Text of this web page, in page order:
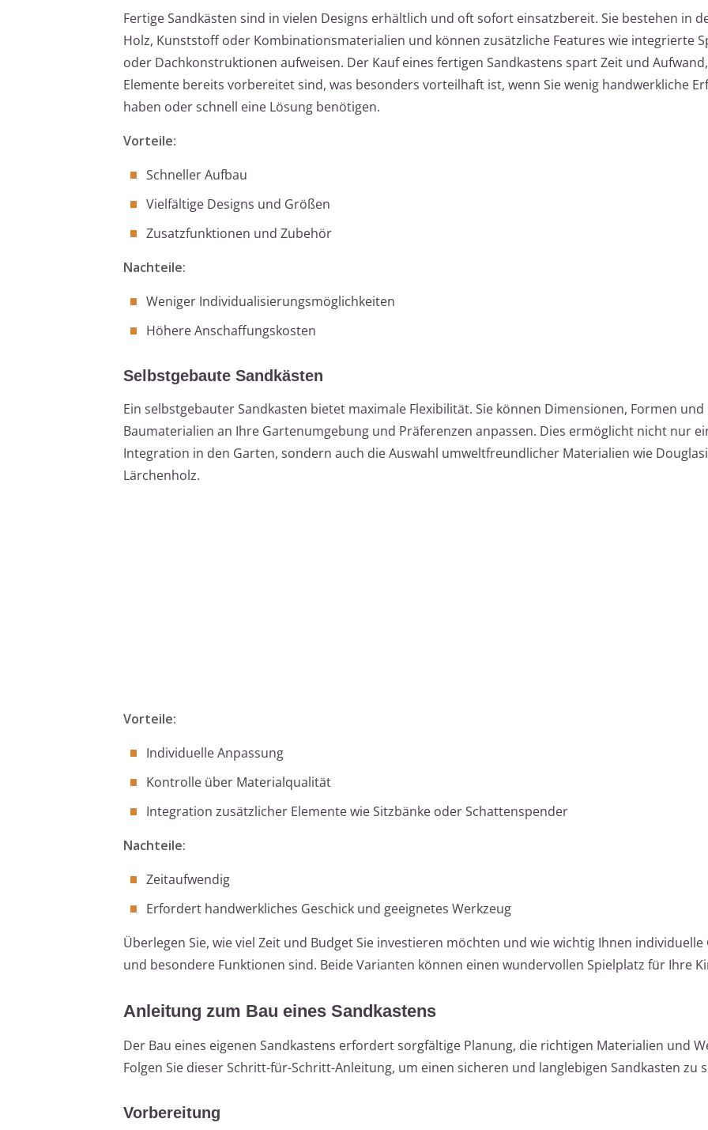
Fertige Sandkästen sind in vielen Designs erhältlich und oft sofort einsatzbereit. Sie bestehen in
Holz, Kunststoff oder Kombinationsmaterialien und können zusätzliche Features wie integrierte
oder Dachkonstruktionen aufweisen. Der Kauf eines fertigen Sandkastens spart Zeit und
Elemente bereits vorbereitet sind, was besonders vorteilhaft ist, wenn Sie wenig handwerkliche
haben oder schnell eine Lösung benötigen.
Vorteile:
Schneller Aufbau
Vielfältige Designs und Größen
Zusatzfunktionen und Zubehör
Nachteile:
Weniger Individualisierungsmöglichkeiten
Höhere Anschaffungskosten
Selbstgebaute Sandkästen
Ein selbstgebauter Sandkasten bietet maximale Flexibilität. Sie können Dimensionen, Formen und
Baumaterialien an Ihre Gartenumgebung und Präferenzen anpassen. Dies ermöglicht nicht nur
Integration in den Garten, sondern auch die Auswahl umweltfreundlicher Materialien wie
Lärchenholz.
Vorteile:
Individuelle Anpassung
Kontrolle über Materialqualität
Integration zusätzlicher Elemente wie Sitzbänke oder Schattenspender
Nachteile:
Zeitaufwendig
Erfordert handwerkliches Geschick und geeignetes Werkzeug
Überlegen Sie, wie viel Zeit und Budget Sie investieren möchten und wie wichtig Ihnen
und besondere Funktionen sind. Beide Varianten können einen wundervollen Spielplatz für Ihre
Anleitung zum Bau eines Sandkastens
Der Bau eines eigenen Sandkastens erfordert sorgfältige Planung, die richtigen Materialien und
Folgen Sie dieser Schritt-für-Schritt-Anleitung, um einen sicheren und langlebigen Sandkasten zu
Vorbereitung